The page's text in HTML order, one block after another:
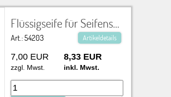
Flüssigseife für Seifenspender, 500ml wird nach Verbrauch berechnet Sanitärtechnik
Art.: 54203 Artikeldetails
7,00 EUR 8,33 EUR
zzgl. Mwst. inkl. Mwst.